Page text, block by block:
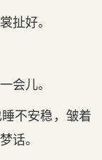
扯好。
会儿。
不安稳，皱着
话。